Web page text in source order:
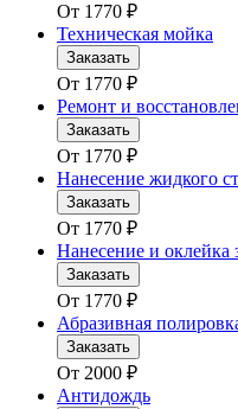
От 1770 ₽
Техническая мойка
Заказать
От 1770 ₽
Ремонт и
Заказать
От 1770 ₽
Нанесение жидкого
Заказать
От 1770 ₽
Нанесение и оклейка
Заказать
От 1770 ₽
Абразивная
Заказать
От 2000 ₽
Антидождь